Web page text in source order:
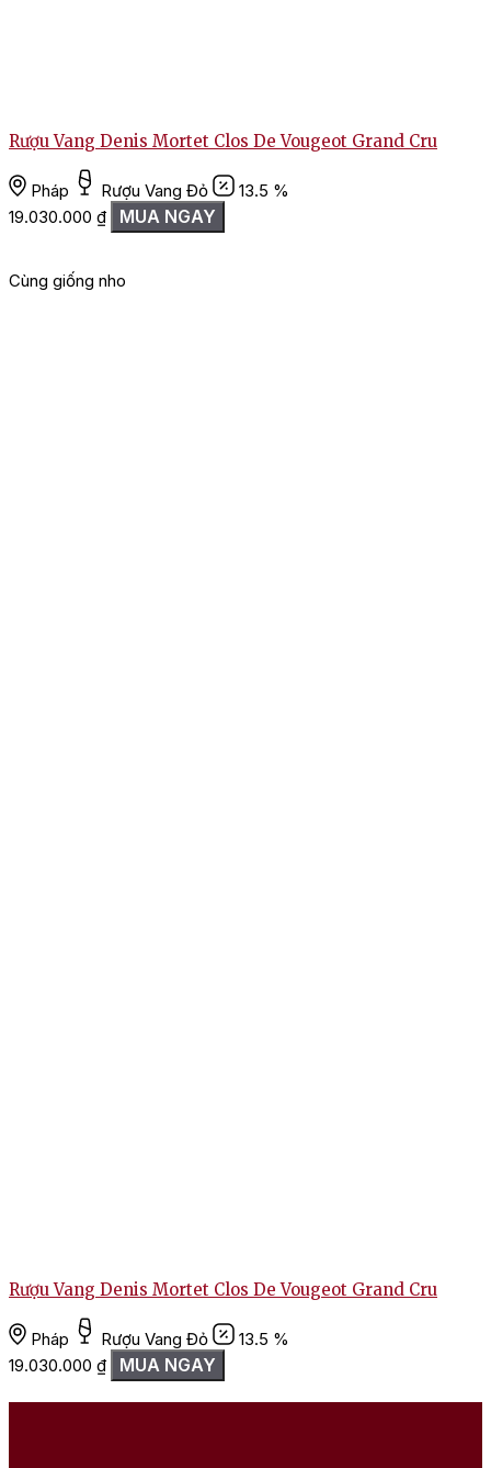
Rượu Vang Denis Mortet Clos De Vougeot Grand Cru
Pháp Rượu Vang Đỏ
13.5 %
19.030.000 ₫ MUA NGAY
Cùng giống nho
Rượu Vang Denis Mortet Clos De Vougeot Grand Cru
Pháp Rượu Vang Đỏ
13.5 %
19.030.000 ₫ MUA NGAY